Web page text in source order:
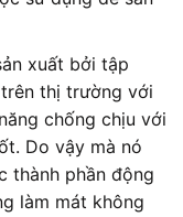
xuất bởi tập
thị trường với
chống chịu với
Do vậy mà nó
thành phần động
làm mát không